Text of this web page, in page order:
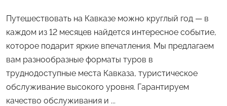
Путешествовать на Кавказе можно круглый год — в
каждом из 12 месяцев найдется интересное событие,
которое подарит яркие впечатления. Мы предлагаем
вам разнообразные форматы туров в
труднодоступные места Кавказа, туристическое
обслуживание высокого уровня. Гарантируем
качество обслуживания и ...